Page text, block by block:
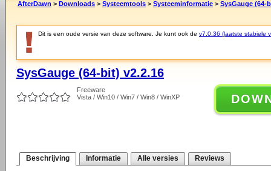
AfterDawn > Downloads > Systeemtools > Systeeminformatie > SysGauge (64-
Dit is een oude versie van deze software. Je kunt ook de v7.0.36 (laatste stabiele
SysGauge (64-bit) v2.2.16
Freeware
Vista / Win10 / Win7 / Win8 / WinXP
Beschrijving Informatie Alle versies Reviews